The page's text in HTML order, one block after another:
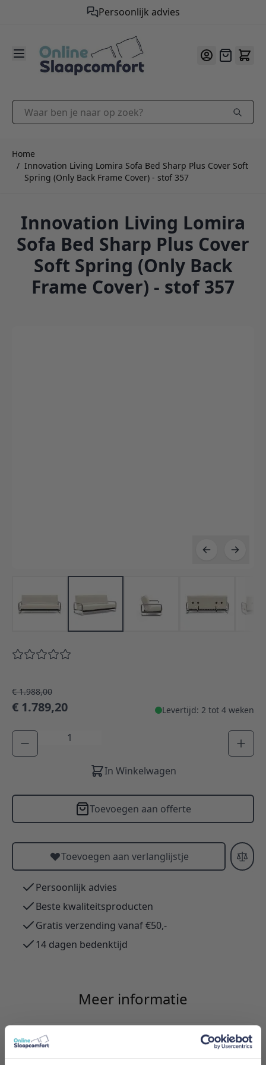
Persoonlijk advies
Gratis verzending vanaf €50,-
9.2/10
Offerte
Waar ben je naar op zoek?
Home
/ Innovation Living Lomira Sofa Bed Sharp Plus Cover Soft
Spring (Only Back Frame Cover) - stof 357
Innovation Living Lomira
Sofa Bed Sharp Plus Cover
Soft Spring (Only Back
Frame Cover) - stof 357
€ 1.988,00
€ 1.789,20 Levertijd: 2 tot 4 weken
Aantal
In Winkelwagen
Toevoegen aan offerte
Toevoegen aan verlanglijstje
Persoonlijk advies
Beste kwaliteitsproducten
Gratis verzending vanaf €50,-
14 dagen bedenktijd
Meer informatie
Merk
Innovation Living